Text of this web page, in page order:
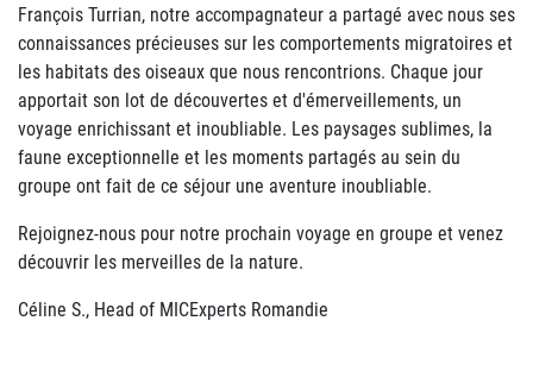
François Turrian, notre accompagnateur a partagé avec nous ses
connaissances précieuses sur les comportements migratoires et
les habitats des oiseaux que nous rencontrions. Chaque jour
apportait son lot de découvertes et d'émerveillements, un
voyage enrichissant et inoubliable. Les paysages sublimes, la
faune exceptionnelle et les moments partagés au sein du
groupe ont fait de ce séjour une aventure inoubliable.
Rejoignez-nous pour notre prochain voyage en groupe et venez
découvrir les merveilles de la nature.
Céline S., Head of MICExperts Romandie